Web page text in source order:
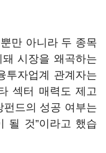
만 아니라 두 종목
시장을 왜곡하는
투자업계 관계자는
섹터 매력도 제고
펀드의 성공 여부는
될 것”이라고 했습